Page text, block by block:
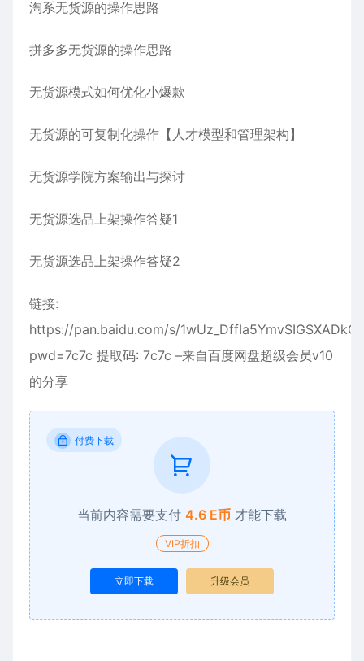
淘系无货源的操作思路
拼多多无货源的操作思路
无货源模式如何优化小爆款
无货源的可复制化操作【人才模型和管理架构】
无货源学院方案输出与探讨
无货源选品上架操作答疑1
无货源选品上架操作答疑2
链接:
https://pan.baidu.com/s/1wUz_DffIa5YmvSIGSXADkQ?
pwd=7c7c 提取码: 7c7c –来自百度网盘超级会员v10
的分享
付费下载
当前内容需要支付 4.6 E币 才能下载
VIP折扣
立即下载 升级会员